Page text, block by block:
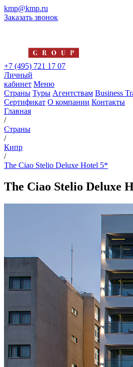
kmp@kmp.ru
Заказать звонок
+7 (495) 721 17 07
Личный
кабинет Меню
Страны Туры Агентствам Business
Сертификат О компании Контакты
Главная
/
Страны
/
Кипр
/
The Ciao Stelio Deluxe Hotel 5*
The Ciao Stelio Deluxe